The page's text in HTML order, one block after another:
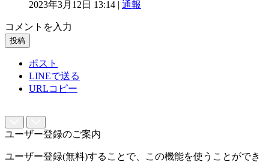
2023年3月12日 13:14 | 通報
コメントを入力
投稿
ポスト
LINEで送る
URLコピー
ユーザー登録のご案内
ユーザー登録(無料)することで、この機能を使うことができ